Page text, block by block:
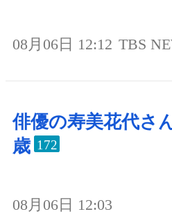
08月06日 12:12 TBS
俳優の寿美花代さ
歳 172
08月06日 12:03